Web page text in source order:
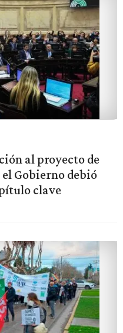
al proyecto de
Gobierno debió
clave